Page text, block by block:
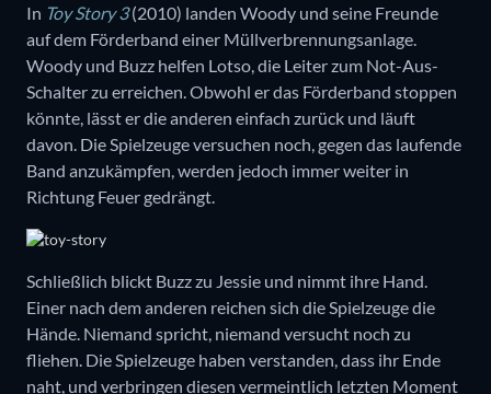
In Toy Story 3(2010) landen Woody und seine Freunde
auf dem Förderband einer Müllverbrennungsanlage.
Woody und Buzz helfen Lotso, die Leiter zum Not-Aus-
Schalter zu erreichen. Obwohl er das Förderband stoppen
könnte, lässt er die anderen einfach zurück und läuft
davon. Die Spielzeuge versuchen noch, gegen das laufende
Band anzukämpfen, werden jedoch immer weiter in
Richtung Feuer gedrängt.
Schließlich blickt Buzz zu Jessie und nimmt ihre Hand.
Einer nach dem anderen reichen sich die Spielzeuge die
Hände. Niemand spricht, niemand versucht noch zu
fliehen. Die Spielzeuge haben verstanden, dass ihr Ende
naht, und verbringen diesen vermeintlich letzten Moment